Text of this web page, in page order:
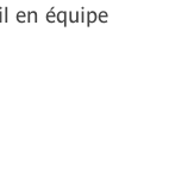
en équipe